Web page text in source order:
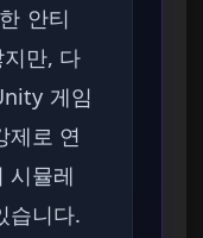
안티
만, 다
게임
제로 연
시뮬레
습니다.